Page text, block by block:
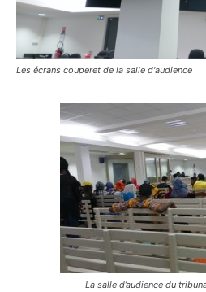
Les écrans couperet de la salle d'audience
La salle d’audience du